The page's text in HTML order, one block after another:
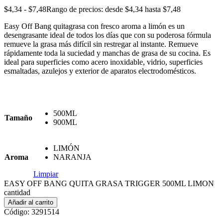
$4,34 - $7,48Rango de precios: desde $4,34 hasta $7,48
Easy Off Bang quitagrasa con fresco aroma a limón es un
desengrasante ideal de todos los días que con su poderosa fórmula
remueve la grasa más difícil sin restregar al instante. Remueve
rápidamente toda la suciedad y manchas de grasa de su cocina. Es
ideal para superficies como acero inoxidable, vidrio, superficies
esmaltadas, azulejos y exterior de aparatos electrodomésticos.
Tamaño
500ML
900ML
Aroma
LIMÓN
NARANJA
Limpiar
EASY OFF BANG QUITA GRASA TRIGGER 500ML LIMON
cantidad
Añadir al carrito
Código: 3291514